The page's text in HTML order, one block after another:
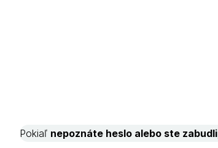
Pokiaľ nepoznáte heslo alebo ste zabudli